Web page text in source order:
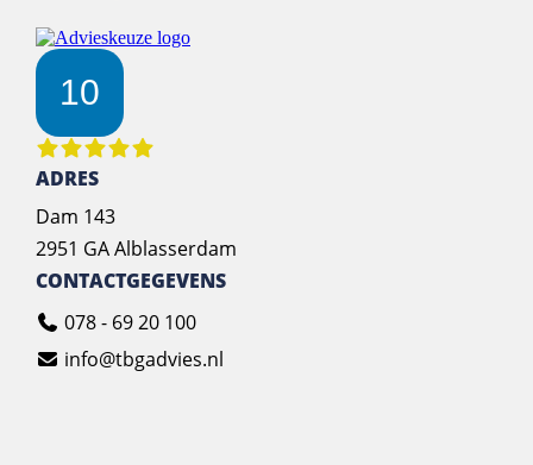
10
ADRES
Dam 143
2951 GA Alblasserdam
CONTACTGEGEVENS
078 - 69 20 100
info@tbgadvies.nl